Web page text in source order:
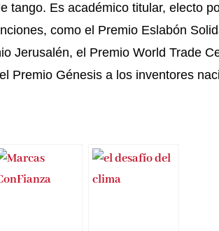
tango. Es académico titular, electo
como el Premio Eslabón
Jerusalén, el Premio World Trade
Premio Génesis a los inventores